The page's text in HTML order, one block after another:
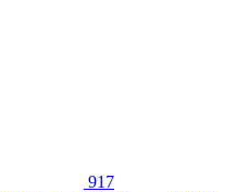
917